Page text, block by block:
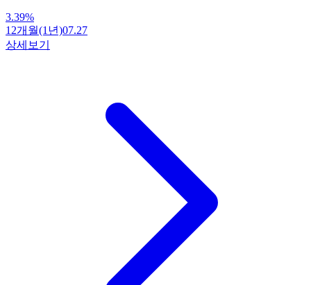
3.39%
12개월(1년)07.27
상세보기